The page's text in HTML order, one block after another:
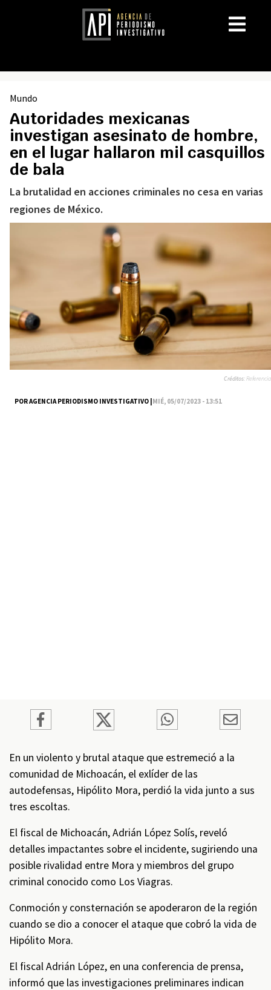
Mundo
Autoridades mexicanas
investigan asesinato de hombre,
en el lugar hallaron mil casquillos
de bala
La brutalidad en acciones criminales no cesa en varias
regiones de México.
POR AGENCIA PERIODISMO INVESTIGATIVO |MIÉ, 05/07/2023 - 13:51
Créditos:Referencia
En un violento y brutal ataque que estremeció a la
comunidad de Michoacán, el exlíder de las
autodefensas, Hipólito Mora, perdió la vida junto a sus
tres escoltas.
El fiscal de Michoacán, Adrián López Solís, reveló
detalles impactantes sobre el incidente, sugiriendo una
posible rivalidad entre Mora y miembros del grupo
criminal conocido como Los Viagras.
Conmoción y consternación se apoderaron de la región
cuando se dio a conocer el ataque que cobró la vida de
Hipólito Mora.
El fiscal Adrián López, en una conferencia de prensa,
informó que las investigaciones preliminares indican